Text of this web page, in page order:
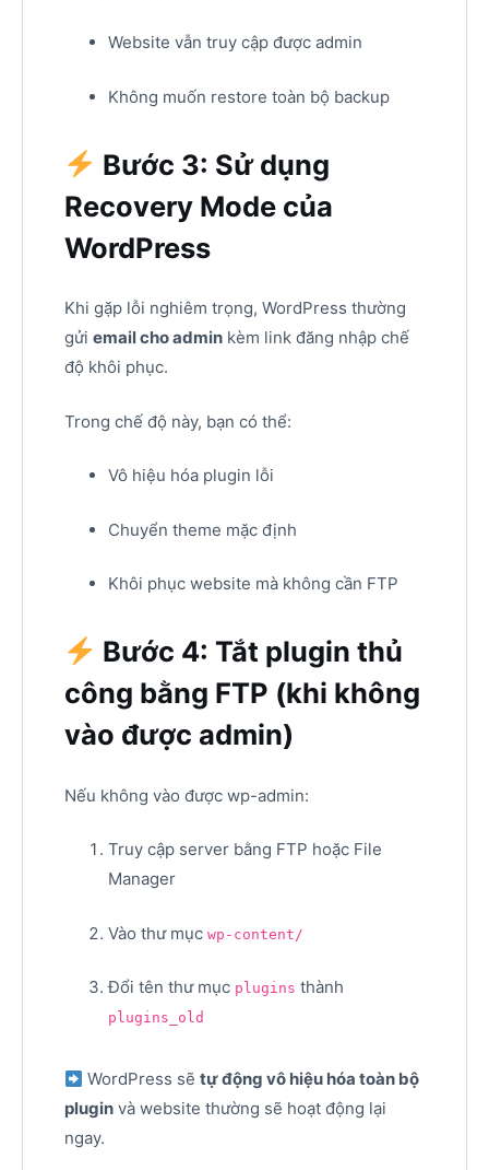
Website vẫn truy cập được admin
Không muốn restore toàn bộ backup
Bước 3: Sử dụng
Recovery Mode của
WordPress
Khi gặp lỗi nghiêm trọng, WordPress thường
gửi email cho adminkèm link đăng nhập chế
độ khôi phục.
Trong chế độ này, bạn có thể:
Vô hiệu hóa plugin lỗi
Chuyển theme mặc định
Khôi phục website mà không cần FTP
Bước 4: Tắt plugin thủ
công bằng FTP (khi không
vào được admin)
Nếu không vào được wp-admin:
Truy cập server bằng FTP hoặc File
Manager
Vào thư mục wp-content/
Đổi tên thư mục plugins thành
plugins_old
WordPress sẽ tự động vô hiệu hóa toàn bộ
pluginvà website thường sẽ hoạt động lại
ngay.